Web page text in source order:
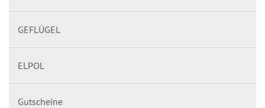
GEFLÜGEL
ELPOL
Gutscheine